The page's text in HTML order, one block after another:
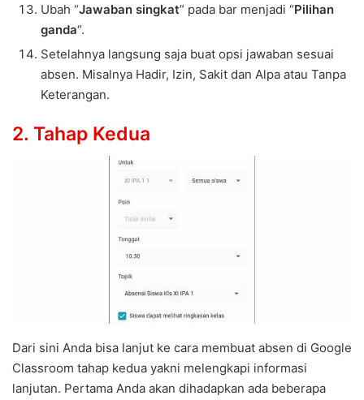
Ubah “Jawaban singkat” pada bar menjadi “Pilihan
ganda“.
Setelahnya langsung saja buat opsi jawaban sesuai
absen. Misalnya Hadir, Izin, Sakit dan Alpa atau Tanpa
Keterangan.
2. Tahap Kedua
Dari sini Anda bisa lanjut ke cara membuat absen di Google
Classroom tahap kedua yakni melengkapi informasi
lanjutan. Pertama Anda akan dihadapkan ada beberapa